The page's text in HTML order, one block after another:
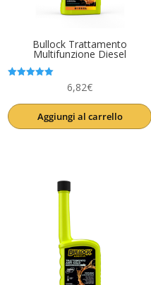
Bullock Trattamento
Multifunzione Diesel
6,82€
Aggiungi al carrello